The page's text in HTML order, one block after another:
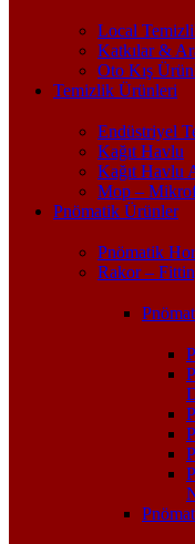
Local
Katkılar &
Oto Kış
Temizlik Ürünleri
Endüstriyel
Kağıt Havlu
Kağıt Havlu
Mop –
Pnömatik Ürünler
Pnömatik
Rakor –